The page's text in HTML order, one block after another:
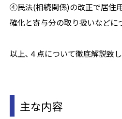
④民法(相続関係)の改正で居住
確化と寄与分の取り扱いなどに
以上､４点について徹底解説致し
主な内容